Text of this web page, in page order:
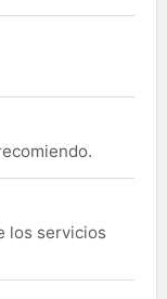
los servicios